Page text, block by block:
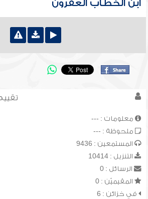
ابن الخطاب العفرون
معلومات : ---
ملحوظة : ---
المستمعين : 9436
التنزيل : 10414
الرسائل : 0
المقيميّن : 0
في خزائن : 6